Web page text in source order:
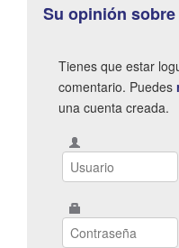
Su opinión
Tienes que estar
comentario. Puedes
una cuenta creada.